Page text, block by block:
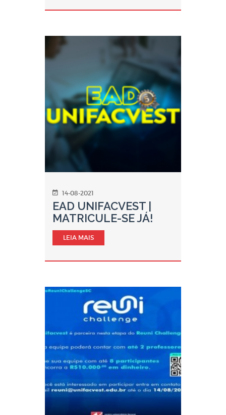
14-08-2021
EAD UNIFACVEST |
MATRICULE-SE JÁ!
LEIA MAIS